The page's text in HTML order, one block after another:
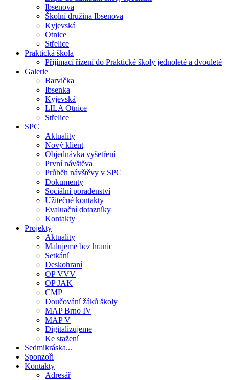
Ibsenova
Školní družina Ibsenova
Kyjevská
Otnice
Střelice
Praktická škola
Přijímací řízení do Praktické školy jednoleté a dvouleté
Galerie
Barvička
Ibsenka
Kyjevská
LILA Otnice
Střelice
SPC
Aktuality
Nový klient
Objednávka vyšetření
První návštěva
Průběh návštěvy v SPC
Dokumenty
Sociální poradenství
Užitečné kontakty
Evaluační dotazníky
Kontakty
Projekty
Aktuality
Malujeme bez hranic
Setkání
Deskohraní
OP VVV
OP JAK
CMP
Doučování žáků školy
MAP Brno IV
MAP V
Digitalizujeme
Ke stažení
Sedmikráska...
Sponzoři
Kontakty
Adresář